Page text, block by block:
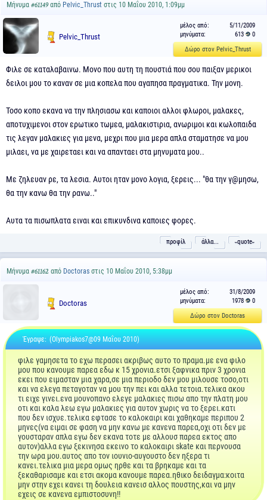
Μήνυμα #61149από Pelvic_Thrust στις 10 Μαΐου 2010, 1:09μμ
Pelvic_Thrust
μέλος από:
5/11/2009
μηνύματα:
613
0
Δώρο στον Pelvic_Thrust
Φιλε σε καταλαβαινω. Μονο που αυτη τη πουστιά που σου παιξαν μερικοι
δειλοι μου το καναν σε μια κοπελα που αγαπησα πραγματικα. Την μονη.
Τοσο κοπο εκανα να την πλησιασω και καποιοι αλλοι φλωροι, μαλακες,
αποτυχιμενοι στον ερωτικο τωμεα, μαλακιστιρια, ανωριμοι και κωλοπαιδα
τις λεγαν μαλακιες για μενα, μεχρι που μια μερα απλα σταματησε να μου
μιλαει, να με χαιρεταει και να απανταει στα μηνυματα μου..
Με ζηλευαν ρε, τα λεσια. Αυτοι ηταν μονο λογια, ξερεις... "θα την γ@μησω,
θα την κανω θα την ρανω.."
Αυτα τα πισωπλατα ειναι και επικυνδινα καποιες φορες.
προφίλ άλλα... ˵quote˶
Μήνυμα #61162 από Doctoras στις 10 Μαΐου 2010, 5:38μμ
Doctoras
μέλος από:
31/8/2009
μηνύματα:
1978
0
Δώρο στον Doctoras
Έγραψε: (Olympiakos7@09 Μαΐου 2010)
φιλε γαμησετα το εχω περασει ακριβως αυτο το πραμα.με ενα φιλο
μου που κανουμε παρεα εδω κ 15 χρονια.ετσι ξαφνικα πριν 3 χρονια
εκει που ειμασταν μια χαρα,σε μια περιοδο δεν μου μιλουσε τοσο,οτι
και να ελεγα πεταγοταν να μου την πει και αλλα τετοια.τελικα ακου
τι ειχε γινει.ενα μουνοπανο ελεγε μαλακιες πισω απο την πλατη μου
οτι και καλα λεω εγω μαλακιες για αυτον χωρις να το ξερει.κατι
που δεν ισχυε.τελικα εφτασε το καλοκαιρι και χαθηκαμε περιπου 2
μηνες(να ειμαι σε φαση να μην κανω με κανενα παρεα,οχι οτι δεν με
γουσταραν απλα εγω δεν εκανα τοτε με αλλουσ παρεα εκτος απο
αυτον)αλλα εγω ξεκινησα εκεινο το καλοκαιρι skate και περνουσα
την ωρα μου.αυτος απο τον ιουνιο-αυγουστο δεν ηξερα τι
κανει.τελικα μια μερα ομως ηρθε και τα βρηκαμε και τα
ξεκαθαρισαμε και ετσι ακομα κανουμε παρεα.ηθικο δειδαγμα:κοιτα
μην στην εχει κανει τη δουλεια κανεισ αλλος πουστης,και να μην
εχεις σε κανενα εμπιστοσυνη!!